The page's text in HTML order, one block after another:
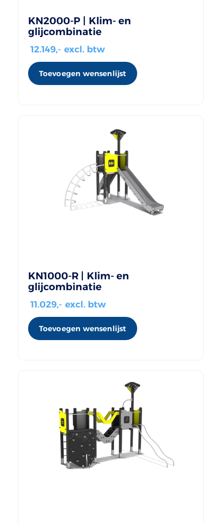
KN2000-P | Klim- en
glijcombinatie
12.149,- excl. btw
Toevoegen wensenlijst
KN1000-R | Klim- en
glijcombinatie
11.029,- excl. btw
Toevoegen wensenlijst